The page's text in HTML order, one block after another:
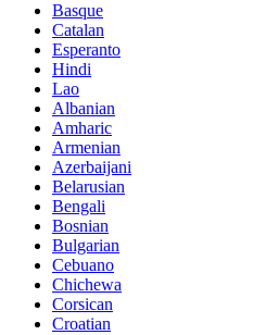
Basque
Catalan
Esperanto
Hindi
Lao
Albanian
Amharic
Armenian
Azerbaijani
Belarusian
Bengali
Bosnian
Bulgarian
Cebuano
Chichewa
Corsican
Croatian